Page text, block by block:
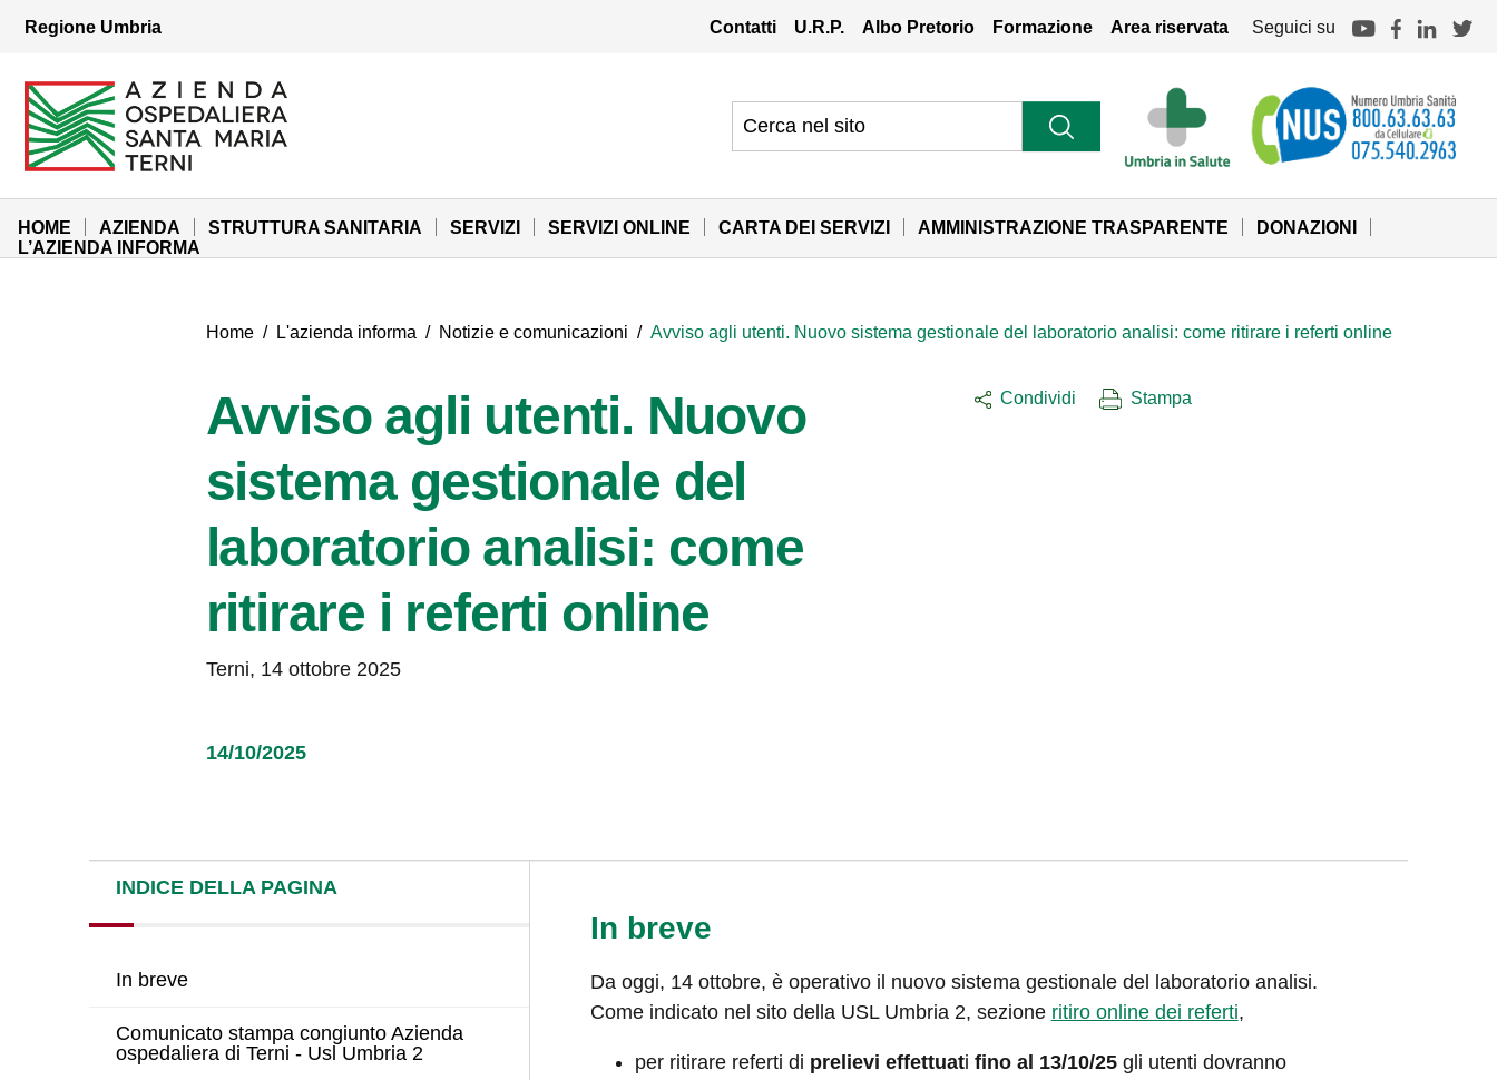
Vai al menu di navigazione
Regione Umbria Contatti U.R.P. Albo Pretorio Formazione Area riservata Seguici su
Azienda Ospedaliera Santa Maria di Terni
Sito Istituzionale
HOME AZIENDA STRUTTURA SANITARIA SERVIZI SERVIZI ONLINE CARTA DEI SERVIZI AMMINISTRAZIONE TRASPARENTE
DONAZIONI
L’AZIENDA INFORMA
Home / L'azienda informa / Notizie e comunicazioni / Avviso agli utenti. Nuovo sistema gestionale del laboratorio analisi: come ritirare i referti online
Avviso agli utenti. Nuovo
sistema gestionale del
laboratorio analisi: come
ritirare i referti online
Terni, 14 ottobre 2025
14/10/2025
Condividi Stampa
INDICE DELLA PAGINA
In breve
Comunicato stampa congiunto Azienda
ospedaliera di Terni - Usl Umbria 2
In breve
Da oggi, 14 ottobre, è operativo il nuovo sistema gestionale del laboratorio analisi.
Come indicato nel sito della USL Umbria 2, sezione ritiro online dei referti,
per ritirare referti di prelievi effettuati fino al 13/10/25gli utenti dovranno